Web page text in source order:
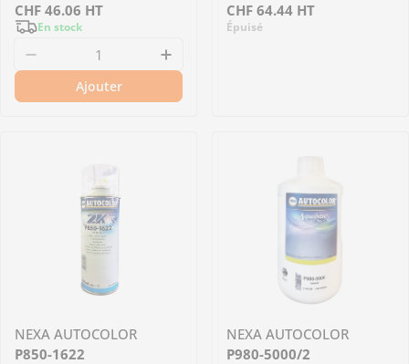
Prix
régulier
CHF 46.06 HT
En stock
Diminuer la quantité pour P852-1670 - Diluant
Augmenter la quantité pour
Ajouter
Prix
CHF 64.44 HT
Épuisé
NEXA AUTOCOLOR
P850-1622
NEXA AUTOCOLOR
P980-5000/2